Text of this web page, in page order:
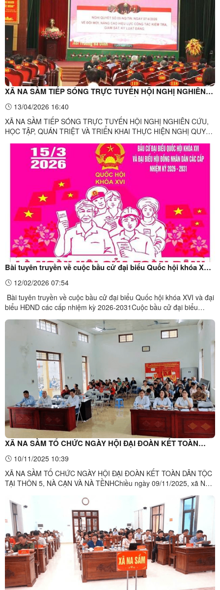
XÃ NA SẦM TIẾP SÓNG TRỰC TUYẾN HỘI NGHỊ NGHIÊN
CỨU, HỌC TẬP, QUÁN TRIỆT VÀ TRIỂN KHAI THỰC HIỆN
NGHỊ QUYẾT HỘI NGHỊ LẦN THỨ HAI BAN CHẤP HÀNH
TRUNG ƯƠNG ĐẢNG KHÓA XIV.
13/04/2026 16:40
XÃ NA SẦM TIẾP SÓNG TRỰC TUYẾN HỘI NGHỊ NGHIÊN CỨU,
HỌC TẬP, QUÁN TRIỆT VÀ TRIỂN KHAI THỰC HIỆN NGHỊ QUYẾT
KHÓA XIV. Ngày 13/04/2026, Ban Thường vụ Đảng ủy xã Na Sầm
tổ chức tiếp sóng trực tuyến Hội nghị toàn quốc nghiên cứu, học
tập, quán triệt và ...
Bài tuyên truyền về cuộc bầu cử đại biểu Quốc hội khóa XVI
và đại biểu HĐND các cấp nhiệm kỳ 2026-2031
12/02/2026 07:54
Bài tuyên truyền về cuộc bầu cử đại biểu Quốc hội khóa XVI và đại
biểu HĐND các cấp nhiệm kỳ 2026-2031Cuộc bầu cử đại biểu
nhiệm kỳ 2026 – 2031 là sự kiện chính trị trọng đại của đất nước,
có ý nghĩa đặc biệt quan trọng đối với sự phát ...
XÃ NA SẦM TỔ CHỨC NGÀY HỘI ĐẠI ĐOÀN KẾT TOÀN
DÂN TỘC TẠI THÔN 5, NÀ CẠN VÀ NÀ TỀNH
10/11/2025 10:39
XÃ NA SẦM TỔ CHỨC NGÀY HỘI ĐẠI ĐOÀN KẾT TOÀN DÂN TỘC
TẠI THÔN 5, NÀ CẠN VÀ NÀ TỀNHChiều ngày 09/11/2025, xã Na
Nà Cạn và thôn Nà Tềnh, thu hút đông đảo bà con nhân dân tham
gia. Đây là hoạt động thiết thực chào mừng kỷ niệm 95 năm ...